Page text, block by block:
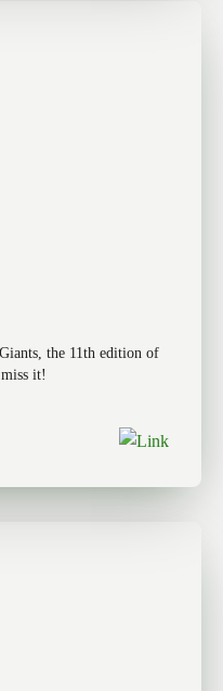
the 11th edition of
it!